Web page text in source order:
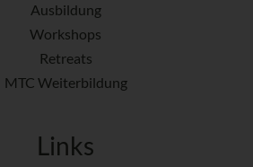
Ausbildung
Workshops
Retreats
MTC Weiterbildung
Links